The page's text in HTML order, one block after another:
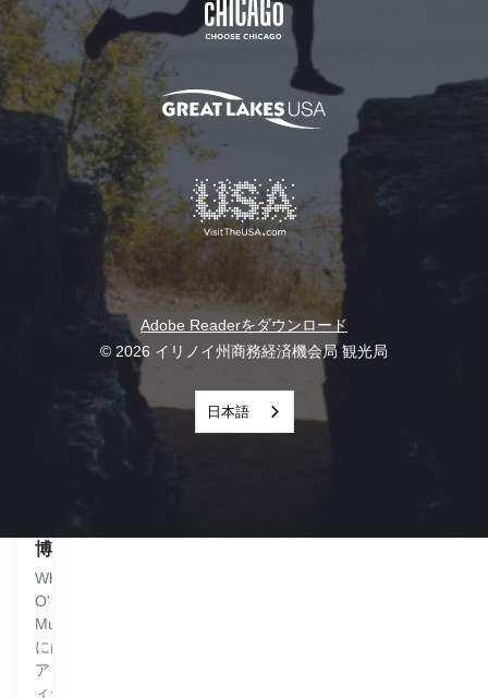
エネ
ルギ
ッシ
ュな
楽し
い雰
囲気
の中
で提
てい
る。
トレ
フツ
ガー
はピ
オリ
博物館
Wheels
O' Time
Museum
には、
アンテ
ィーク
ウィールズ・オー・タイム博物館を見る
Adobe Readerをダウンロード
© 2026 イリノイ州商務経済機会局 観光局
日本語